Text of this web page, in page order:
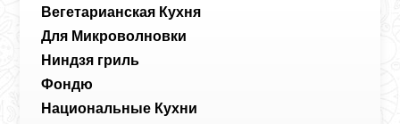
Вегетарианская Кухня
Для Микроволновки
Ниндзя гриль
Фондю
Национальные Кухни